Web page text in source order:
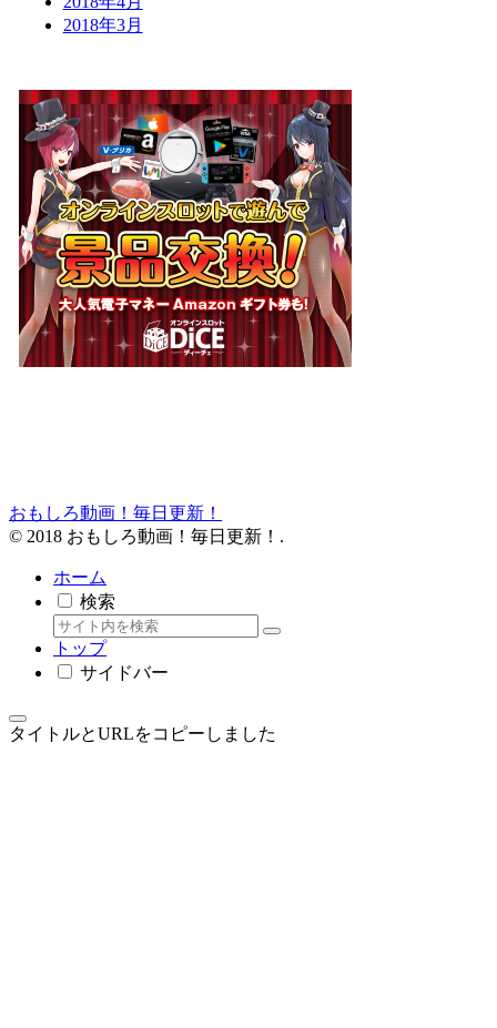
2018年3月
おもしろ動画！毎日更新！
© 2018 おもしろ動画！毎日更新！.
ホーム
検索
トップ
サイドバー
タイトルとURLをコピーしました